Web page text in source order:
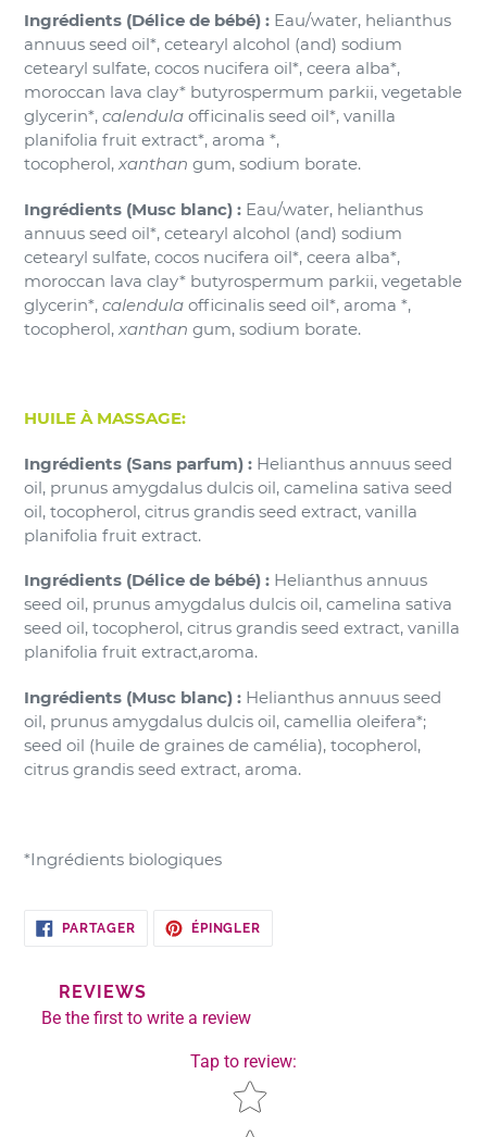
Ingrédients (Délice de bébé) : Eau/water, helianthus
annuus seed oil*, cetearyl alcohol (and) sodium
cetearyl sulfate, cocos nucifera oil*, ceera alba*,
moroccan lava clay* butyrospermum parkii, vegetable
glycerin*, calendula officinalis seed oil*, vanilla
planifolia fruit extract*, aroma *,
tocopherol, xanthan gum, sodium borate.
Ingrédients (Musc blanc) : Eau/water, helianthus
annuus seed oil*, cetearyl alcohol (and) sodium
cetearyl sulfate, cocos nucifera oil*, ceera alba*,
moroccan lava clay* butyrospermum parkii, vegetable
glycerin*, calendula officinalis seed oil*, aroma *,
tocopherol, xanthan gum, sodium borate.
HUILE À MASSAGE:
Ingrédients (Sans parfum) : Helianthus annuus seed
oil, prunus amygdalus dulcis oil, camelina sativa seed
oil, tocopherol, citrus grandis seed extract, vanilla
planifolia fruit extract.
Ingrédients (Délice de bébé) : Helianthus annuus
seed oil, prunus amygdalus dulcis oil, camelina sativa
seed oil, tocopherol, citrus grandis seed extract, vanilla
planifolia fruit extract,aroma.
Ingrédients (Musc blanc) : Helianthus annuus seed
oil, prunus amygdalus dulcis oil, camellia oleifera*;
seed oil (huile de graines de camélia), tocopherol,
citrus grandis seed extract, aroma.
*Ingrédients biologiques
PARTAGERPARTAGER
SUR
ÉPINGLER
REVIEWS
Be the first to write a review
Tap to review:
Star rating